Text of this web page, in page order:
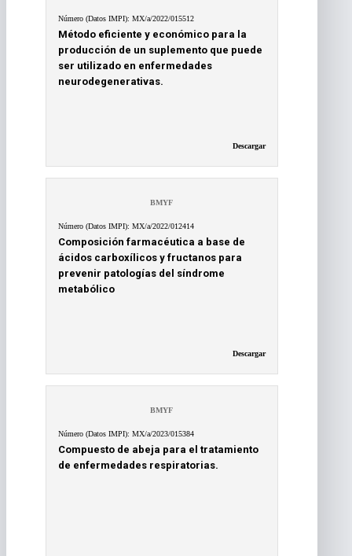
Número (Datos IMPI): MX/a/2022/015512
Método eficiente y económico para la
producción de un suplemento que puede
ser utilizado en enfermedades
neurodegenerativas.
Descargar
BMYF
Número (Datos IMPI): MX/a/2022/012414
Composición farmacéutica a base de
ácidos carboxílicos y fructanos para
prevenir patologías del síndrome
metabólico
Descargar
BMYF
Número (Datos IMPI): MX/a/2023/015384
Compuesto de abeja para el tratamiento
de enfermedades respiratorias.